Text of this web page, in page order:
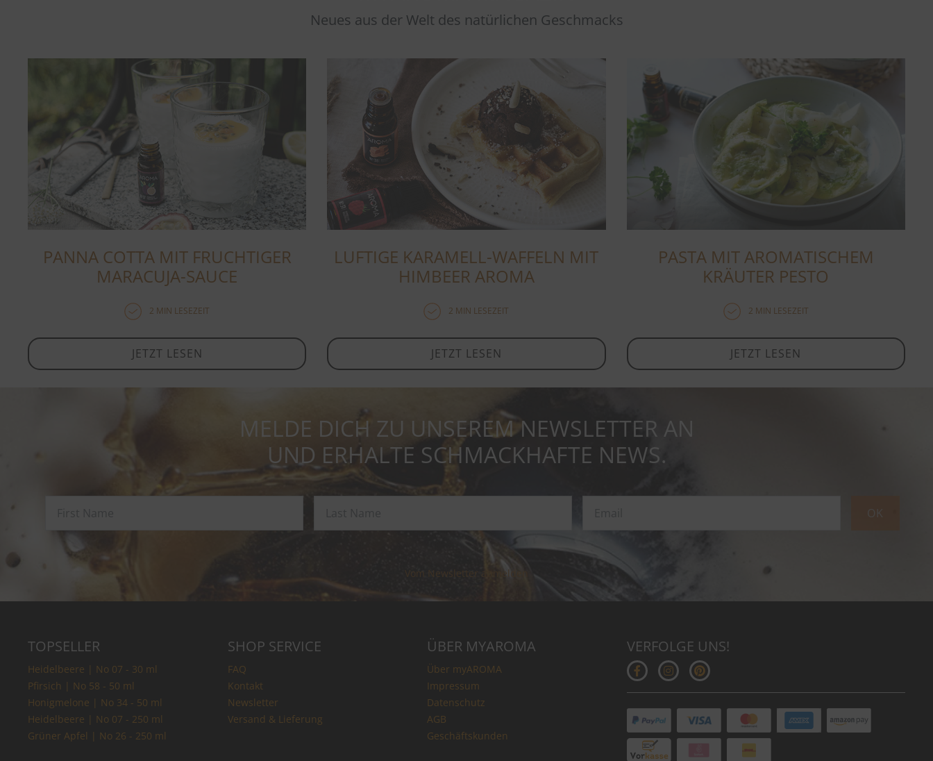
Neues aus der Welt des natürlichen Geschmacks
PANNA COTTA MIT FRUCHTIGER
MARACUJA-SAUCE
2 MIN LESEZEIT
JETZT LESEN
LUFTIGE KARAMELL-WAFFELN MIT
HIMBEER AROMA
2 MIN LESEZEIT
JETZT LESEN
PASTA MIT AROMATISCHEM
KRÄUTER PESTO
2 MIN LESEZEIT
JETZT LESEN
MELDE DICH ZU UNSEREM NEWSLETTER AN
UND ERHALTE SCHMACKHAFTE NEWS.
OK
Vom Newsletter abmelden
TOPSELLER
Heidelbeere | No 07 - 30 ml
Pfirsich | No 58 - 50 ml
Honigmelone | No 34 - 50 ml
Heidelbeere | No 07 - 250 ml
Grüner Apfel | No 26 - 250 ml
SHOP SERVICE
FAQ
Kontakt
Newsletter
Versand & Lieferung
ÜBER MYAROMA
Über myAROMA
Impressum
Datenschutz
AGB
Geschäftskunden
VERFOLGE UNS!